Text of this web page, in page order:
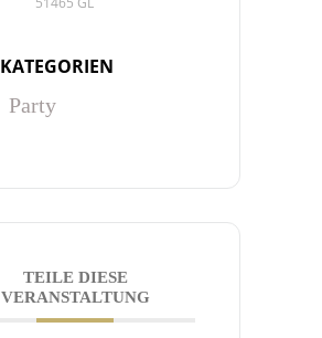
KATEGORIEN
Party
TEILE DIESE
VERANSTALTUNG